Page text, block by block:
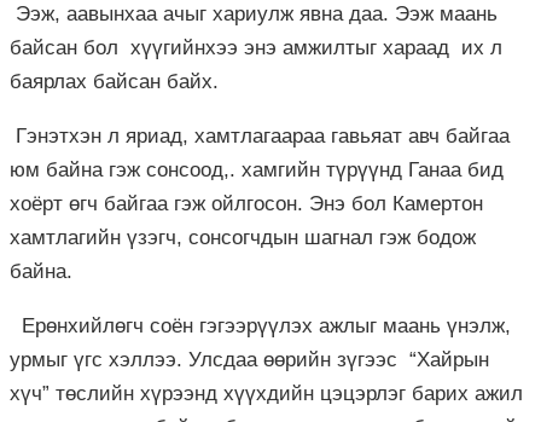
Ээж, аавынхаа ачыг хариулж явна даа. Ээж маань
байсан бол хүүгийнхээ энэ амжилтыг хараад их л
баярлах байсан байх.
Гэнэтхэн л яриад, хамтлагаараа гавьяат авч байгаа
юм байна гэж сонсоод,. хамгийн түрүүнд Ганаа бид
хоёрт өгч байгаа гэж ойлгосон. Энэ бол Камертон
хамтлагийн үзэгч, сонсогчдын шагнал гэж бодож
байна.
Ерөнхийлөгч соён гэгээрүүлэх ажлыг маань үнэлж,
урмыг үгс хэллээ. Улсдаа өөрийн зүгээс “Хайрын
хүч” төслийн хүрээнд хүүхдийн цэцэрлэг барих ажил